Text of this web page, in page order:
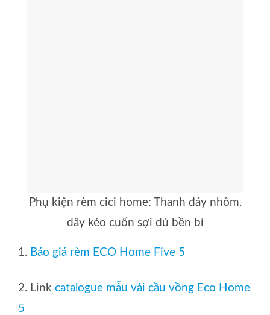
Phụ kiện rèm cici home: Thanh đáy nhôm.
dây kéo cuốn sợi dù bền bỉ
1. Báo giá rèm ECO Home Five 5
2. Link catalogue mẫu vải cầu vồng Eco Home
5